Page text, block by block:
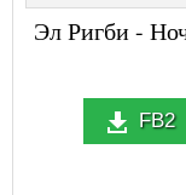
Эл Ригби -
FB2